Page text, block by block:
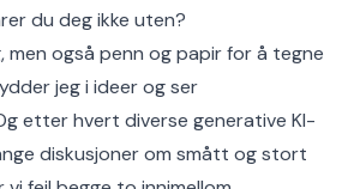
du deg ikke uten?
men også penn og papir for å tegne
jeg i ideer og ser
etter hvert diverse generative KI-
diskusjoner om smått og stort